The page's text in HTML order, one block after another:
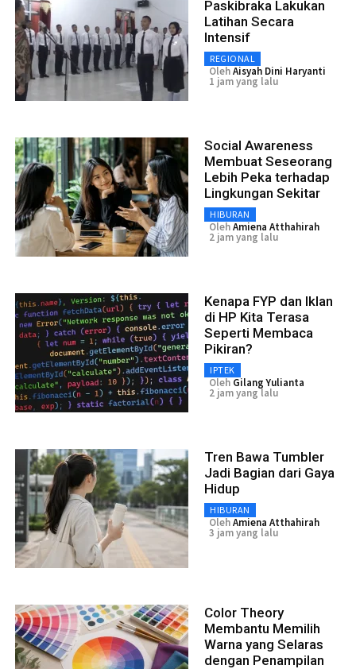
Paskibraka Lakukan
Latihan Secara
Intensif
REGIONAL
OlehAisyah Dini Haryanti
1 jam yang lalu
Social Awareness
Membuat Seseorang
Lebih Peka terhadap
Lingkungan Sekitar
HIBURAN
OlehAmiena Atthahirah
2 jam yang lalu
Kenapa FYP dan Iklan
di HP Kita Terasa
Seperti Membaca
Pikiran?
IPTEK
Oleh Gilang Yulianta
2 jam yang lalu
Tren Bawa Tumbler
Jadi Bagian dari Gaya
Hidup
HIBURAN
OlehAmiena Atthahirah
3 jam yang lalu
Color Theory
Membantu Memilih
Warna yang Selaras
dengan Penampilan